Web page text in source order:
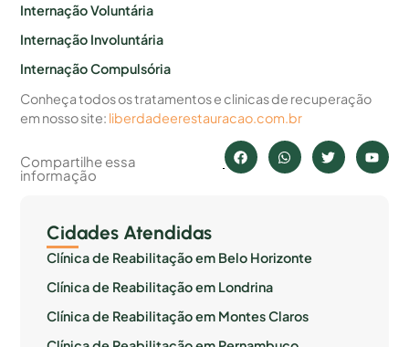
Internação Voluntária
Internação Involuntária
Internação Compulsória
Conheça todos os tratamentos e clinicas de recuperação
em nosso site: liberdadeerestauracao.com.br
Compartilhe essa
informação
Cidades Atendidas
Clínica de Reabilitação em Belo Horizonte
Clínica de Reabilitação em Londrina
Clínica de Reabilitação em Montes Claros